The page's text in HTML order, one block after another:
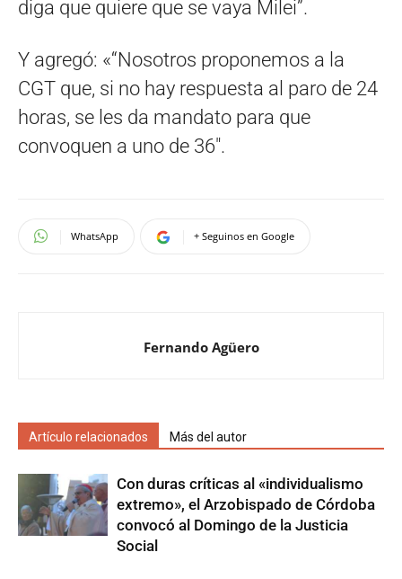
diga que quiere que se vaya Milei”.
Y agregó: «“Nosotros proponemos a la
CGT que, si no hay respuesta al paro de 24
horas, se les da mandato para que
convoquen a uno de 36″.
WhatsApp + Seguinos en Google
Fernando Agüero
Artículo relacionados Más del autor
Con duras críticas al «individualismo
extremo», el Arzobispado de Córdoba
convocó al Domingo de la Justicia
Social